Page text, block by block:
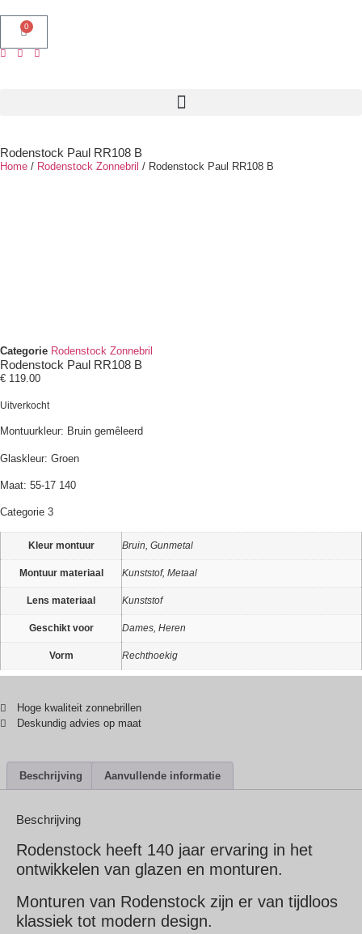
0
Rodenstock Paul RR108 B
Home / Rodenstock Zonnebril / Rodenstock Paul RR108 B
Categorie Rodenstock Zonnebril
Rodenstock Paul RR108 B
€ 119.00
Uitverkocht
Montuurkleur: Bruin gemêleerd
Glaskleur: Groen
Maat: 55-17 140
Categorie 3
Kleur montuur Bruin, Gunmetal
Montuur materiaal Kunststof, Metaal
Lens materiaal Kunststof
Geschikt voor Dames, Heren
Vorm Rechthoekig
Hoge kwaliteit zonnebrillen
Deskundig advies op maat
Beschrijving Aanvullende informatie
Beschrijving
Rodenstock heeft 140 jaar ervaring in het
ontwikkelen van glazen en monturen.
Monturen van Rodenstock zijn er van tijdloos
klassiek tot modern design.